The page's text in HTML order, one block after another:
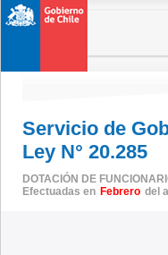
Servicio de
Ley N° 20.285
DOTACIÓN DE
Efectuadas en Febrero del